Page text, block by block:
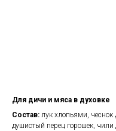
Для дичи и мяса в духовке
Состав: лук хлопьями,
душистый перец горошек,